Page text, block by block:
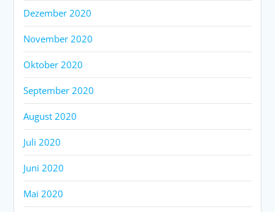
Dezember 2020
November 2020
Oktober 2020
September 2020
August 2020
Juli 2020
Juni 2020
Mai 2020